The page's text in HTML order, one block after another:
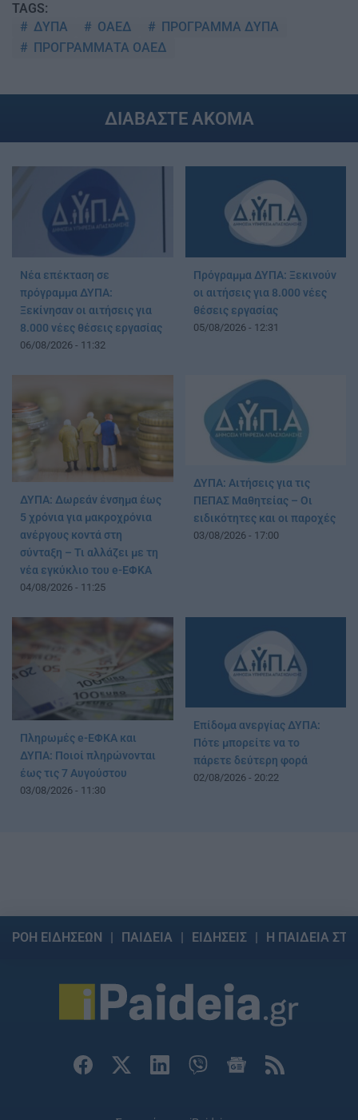
TAGS:
ΔΥΠΑ
ΟΑΕΔ
ΠΡΟΓΡΑΜΜΑ ΔΥΠΑ
ΠΡΟΓΡΑΜΜΑΤΑ ΟΑΕΔ
ΔΙΑΒΑΣΤΕ ΑΚΟΜΑ
Νέα επέκταση σε
πρόγραμμα ΔΥΠΑ:
Ξεκίνησαν οι αιτήσεις για
8.000 νέες θέσεις εργασίας
06/08/2026 - 11:32
Πρόγραμμα ΔΥΠΑ: Ξεκινούν
οι αιτήσεις για 8.000 νέες
θέσεις εργασίας
05/08/2026 - 12:31
ΔΥΠΑ: Δωρεάν ένσημα έως
5 χρόνια για μακροχρόνια
ανέργους κοντά στη
σύνταξη – Τι αλλάζει με τη
νέα εγκύκλιο του e-ΕΦΚΑ
04/08/2026 - 11:25
ΔΥΠΑ: Αιτήσεις για τις
ΠΕΠΑΣ Μαθητείας – Οι
ειδικότητες και οι παροχές
03/08/2026 - 17:00
Πληρωμές e-ΕΦΚΑ και
ΔΥΠΑ: Ποιοί πληρώνονται
έως τις 7 Αυγούστου
03/08/2026 - 11:30
Επίδομα ανεργίας ΔΥΠΑ:
Πότε μπορείτε να το
πάρετε δεύτερη φορά
02/08/2026 - 20:22
ΡΟΗ ΕΙΔΗΣΕΩΝ ΠΑΙΔΕΙΑ ΕΙΔΗΣΕΙΣ Η ΠΑΙΔΕΙΑ